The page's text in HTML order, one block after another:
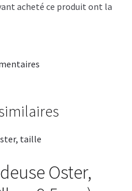
acheté ce produit ont la
Oster,